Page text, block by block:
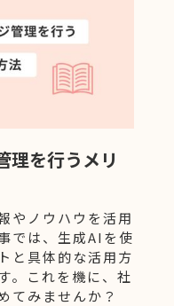
理を行うメリ
やノウハウを活用
では、生成AIを使
と具体的な活用方
。これを機に、社
てみませんか？